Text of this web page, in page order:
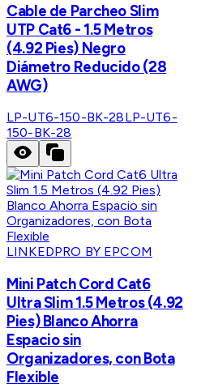
Cable de Parcheo Slim
UTP Cat6 - 1.5 Metros
(4.92 Pies) Negro
Diámetro Reducido (28
AWG)
LP-UT6-150-BK-28LP-UT6-
150-BK-28
LINKEDPRO BY EPCOM
Mini Patch Cord Cat6
Ultra Slim 1.5 Metros (4.92
Pies) Blanco Ahorra
Espacio sin
Organizadores, con Bota
Flexible